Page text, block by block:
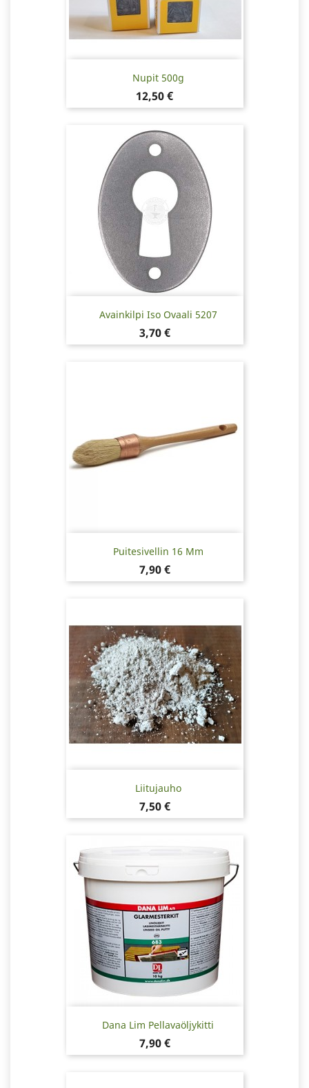
Nupit 500g
Hinta
12,50 €
Avainkilpi Iso Ovaali 5207
Hinta
3,70 €
Puitesivellin 16 Mm
Hinta
7,90 €
Liitujauho
Hinta
7,50 €
Dana Lim Pellavaöljykitti
Hinta
7,90 €